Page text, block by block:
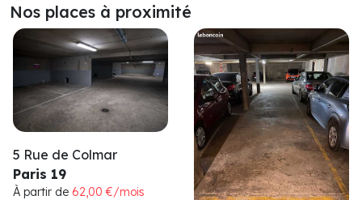
Nos places à proximité
5 Rue de Colmar
Paris 19
À partir de 62,00 €/mois